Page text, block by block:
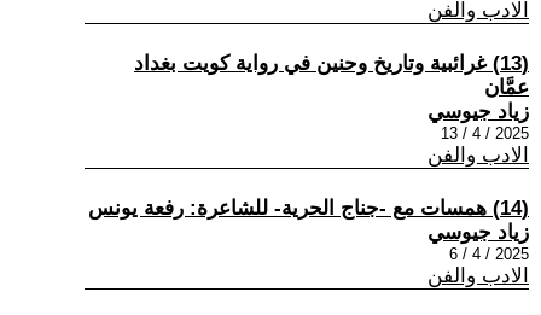
الادب والفن
(13) غرائبية وتاريخ وحنين في رواية كويت بغداد
عمَّان
زياد جيوسي
2025 / 4 / 13
الادب والفن
(14) همسات مع -جناج الحرية- للشاعرة: رفعة يونس
زياد جيوسي
2025 / 4 / 6
الادب والفن